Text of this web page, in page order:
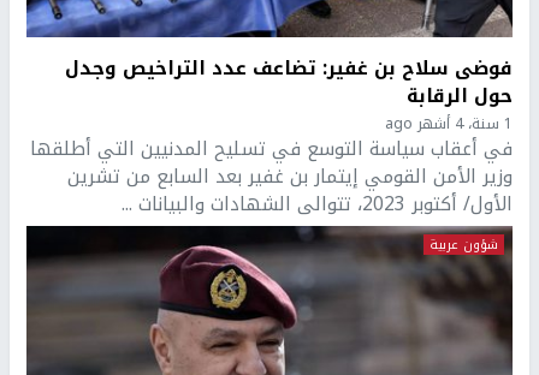
فوضى سلاح بن غفير: تضاعف عدد التراخيص وجدل
حول الرقابة
1 سنة، 4 أشهر ago
في أعقاب سياسة التوسع في تسليح المدنيين التي أطلقها
وزير الأمن القومي إيتمار بن غفير بعد السابع من تشرين
الأول/ أكتوبر 2023، تتوالى الشهادات والبيانات ...
شؤون عربية